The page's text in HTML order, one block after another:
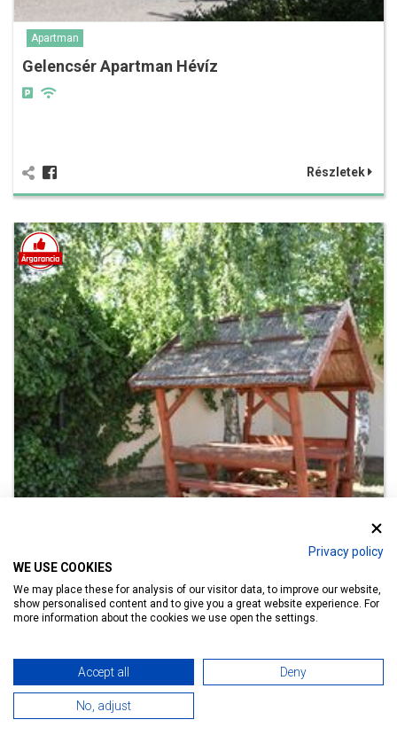
Privacy policy
WE USE COOKIES
We may place these for analysis of our visitor data, to improve our website,
show personalised content and to give you a great website experience. For
more information about the cookies we use open the settings.
Accept all Deny
No, adjust
Apartman
Gelencsér Apartman Hévíz
Részletek
Apartman